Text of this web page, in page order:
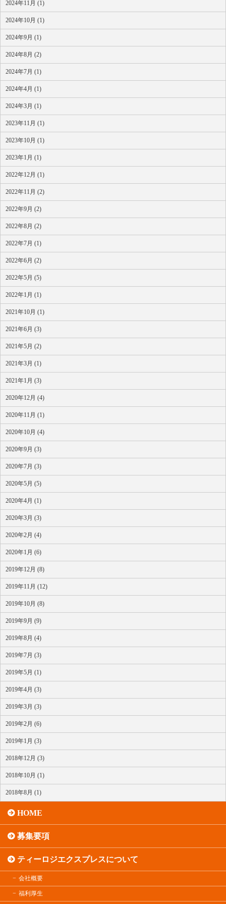
2024年11月 (1)
2024年10月 (1)
2024年9月 (1)
2024年8月 (2)
2024年7月 (1)
2024年4月 (1)
2024年3月 (1)
2023年11月 (1)
2023年10月 (1)
2023年1月 (1)
2022年12月 (1)
2022年11月 (2)
2022年9月 (2)
2022年8月 (2)
2022年7月 (1)
2022年6月 (2)
2022年5月 (5)
2022年1月 (1)
2021年10月 (1)
2021年6月 (3)
2021年5月 (2)
2021年3月 (1)
2021年1月 (3)
2020年12月 (4)
2020年11月 (1)
2020年10月 (4)
2020年9月 (3)
2020年7月 (3)
2020年5月 (5)
2020年4月 (1)
2020年3月 (3)
2020年2月 (4)
2020年1月 (6)
2019年12月 (8)
2019年11月 (12)
2019年10月 (8)
2019年9月 (9)
2019年8月 (4)
2019年7月 (3)
2019年5月 (1)
2019年4月 (3)
2019年3月 (3)
2019年2月 (6)
2019年1月 (3)
2018年12月 (3)
2018年10月 (1)
2018年8月 (1)
HOME
募集要項
ティーロジエクスプレスについて
会社概要
福利厚生